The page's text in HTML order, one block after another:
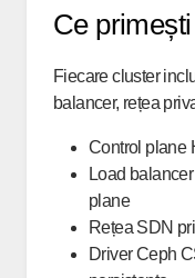
Ce
Fiecare cluster
balancer, rețea
Control plane
Load
plane
Rețea SDN
Driver Ceph